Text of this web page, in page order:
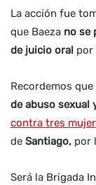
La acción fue
que Baeza no se
de juicio oral por
Recordemos
de abuso sexual
contra tres
de Santiago, por
Será la Brigada